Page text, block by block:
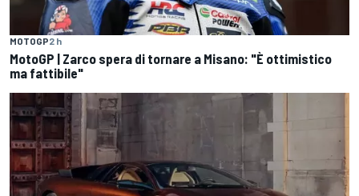
MOTOGP2 h
MotoGP | Zarco spera di tornare a Misano: "È ottimistico
ma fattibile"